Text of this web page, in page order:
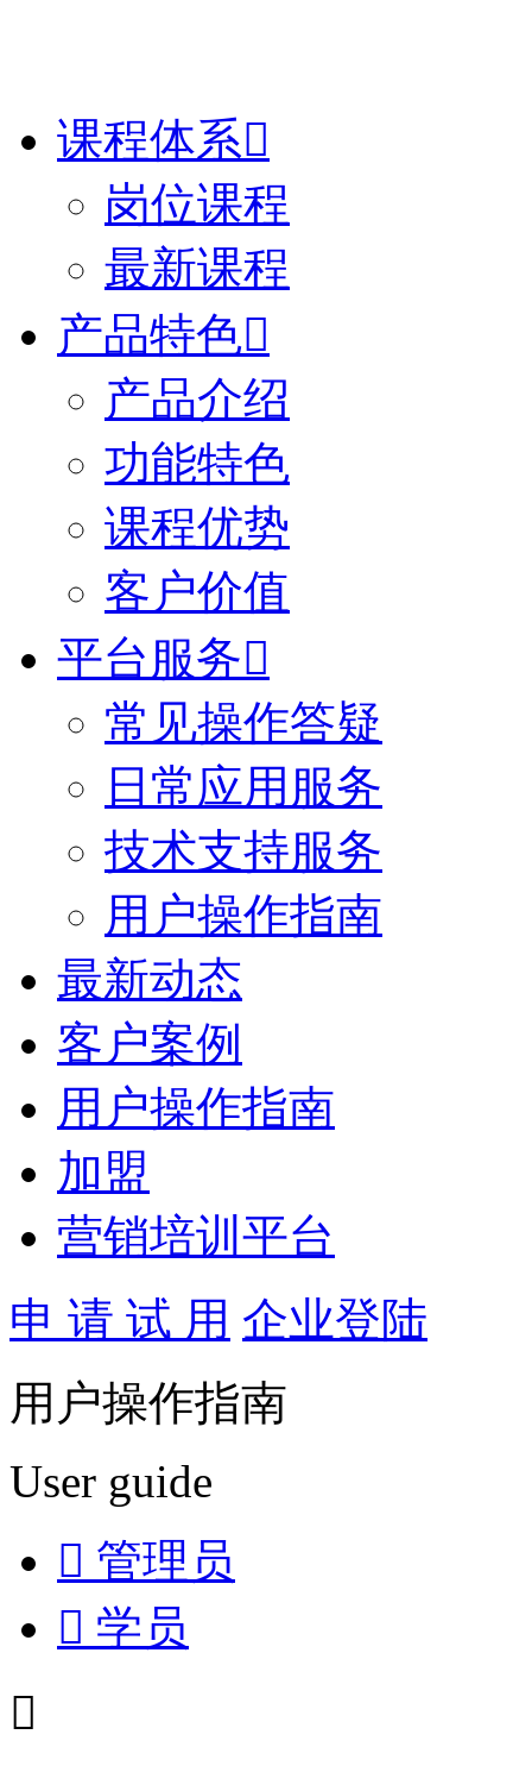
课程体系
岗位课程
最新课程
产品特色
产品介绍
功能特色
课程优势
客户价值
平台服务
常见操作答疑
日常应用服务
技术支持服务
用户操作指南
最新动态
客户案例
用户操作指南
加盟
营销培训平台
申 请 试 用 企业登陆
用户操作指南
User guide
 管理员
 学员
